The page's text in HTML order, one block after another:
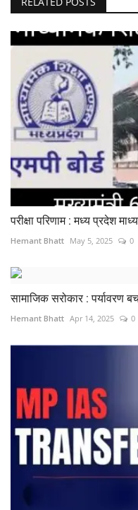
परीक्षा परिणाम : मध्य प्रदेश
Hemant Bhatt May 5, 2025 0
सामाजिक सरोकार :
Hemant Bhatt Apr 14, 2025 0